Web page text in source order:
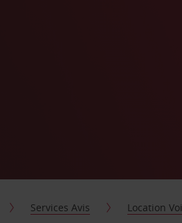
Services Avis Location